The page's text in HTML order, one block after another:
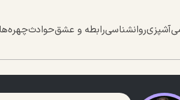
آشپزیروانشناسیرابطه و عشقحوادثچهره‌ها